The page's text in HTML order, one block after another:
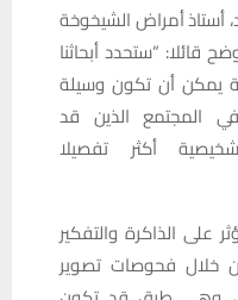
أستاذ أمراض الشيخوخة
قائلا: “ستحدد أبحاثنا
يمكن أن تكون وسيلة
المجتمع الذين قد
أكثر تفصيلا
على الذاكرة والتفكير
خلال فحوصات تصوير